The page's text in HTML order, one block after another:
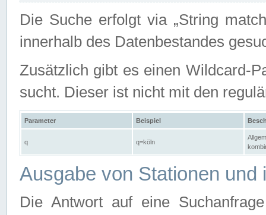
Die Suche erfolgt via „String
innerhalb des Datenbestandes
Zusätzlich gibt es einen Wildcard-
sucht. Dieser ist nicht mit den
Parameter Beispiel
q q=köln
Ausgabe von Stationen und
Die Antwort auf eine